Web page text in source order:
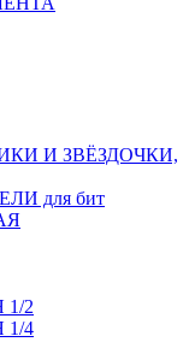
И ЗВЁЗДОЧКИ,
для бит
2
4